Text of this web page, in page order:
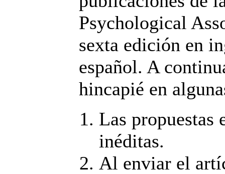
Psychological
sexta edición en
español. A
hincapié en
Las propuestas
inéditas.
Al enviar el